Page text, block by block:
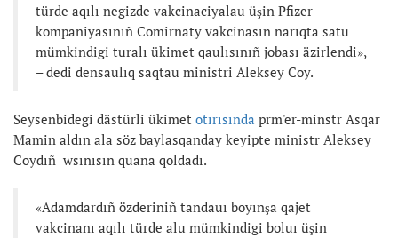
türde aqılı negizde vakcinaciyalau üşin Pfizer
kompaniyasınıñ Comirnaty vakcinasın narıqta satu
mümkindigi turalı ükimet qaulısınıñ jobası äzirlendi»,
– dedi densaulıq saqtau ministri Aleksey Coy.
Seysenbidegi dästürli ükimet otırısında prm'er-minstr Asqar
Mamin aldın ala söz baylasqanday keyipte ministr Aleksey
Coydıñ wsınısın quana qoldadı.
«Adamdardıñ özderiniñ tandauı boyınşa qajet
vakcinanı aqılı türde alu mümkindigi boluı üşin